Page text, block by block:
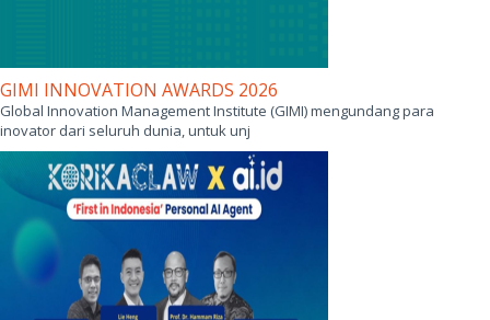
GIMI INNOVATION AWARDS 2026
Global Innovation Management Institute (GIMI) mengundang para
inovator dari seluruh dunia, untuk unj